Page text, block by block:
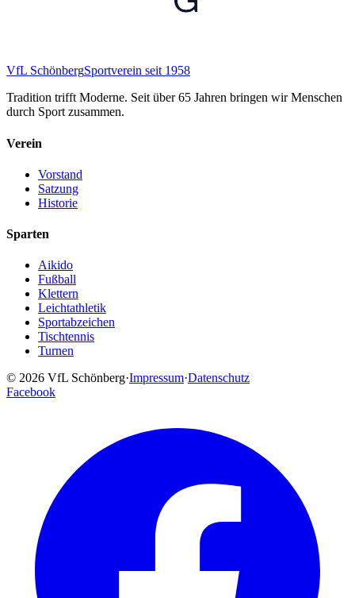
VfL SchönbergSportverein seit 1958
Tradition trifft Moderne. Seit über 65 Jahren bringen wir Menschen
durch Sport zusammen.
Verein
Vorstand
Satzung
Historie
Sparten
Aikido
Fußball
Klettern
Leichtathletik
Sportabzeichen
Tischtennis
Turnen
© 2026 VfL Schönberg·Impressum·Datenschutz
Facebook